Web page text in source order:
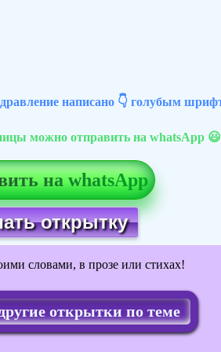
написано 👇 голубым
можно отправить на whatsApp 😃
на whatsApp
открытку
словами, в прозе или стихах!
открытки по теме